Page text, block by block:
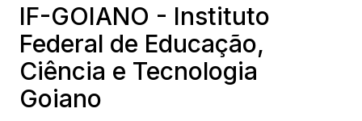
IF-GOIANO - Instituto
Federal de Educação,
Ciência e Tecnologia
Goiano